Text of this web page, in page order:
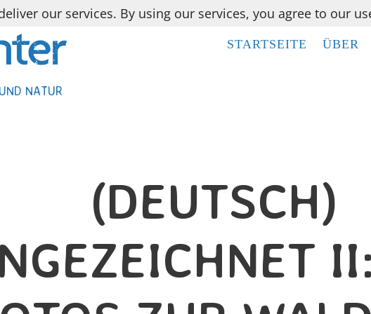
STARTSEITE ÜBER
NATUR
STARTSEITE ÜBER
NATUR
(DEUTSCH)
our services. By using our services, you agree to our